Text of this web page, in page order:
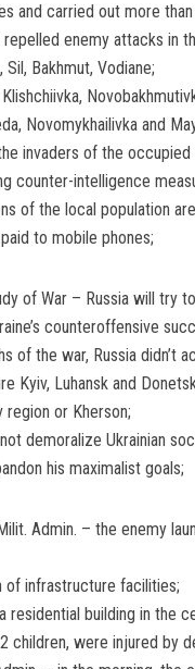
and carried out more
enemy attacks in
Bakhmut, Vodiane;
Novomykhailivka and
invaders of the
counter-intelligence
of the local population
to mobile phones;
of War – Russia will try
counteroffensive
of the war, Russia didn’t
Kyiv, Luhansk and
region or Kherson;
demoralize Ukrainian
his maximalist goals;
Admin. – the enemy
infrastructure facilities;
residential building in the
children, were injured by